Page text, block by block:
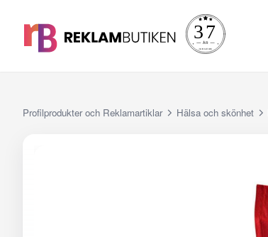
Profilprodukter och Reklamartiklar Hälsa och skönhet